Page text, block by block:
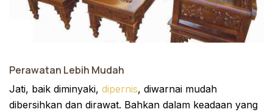
Perawatan Lebih Mudah
Jati, baik diminyaki, dipernis, diwarnai mudah
dibersihkan dan dirawat. Bahkan dalam keadaan yang